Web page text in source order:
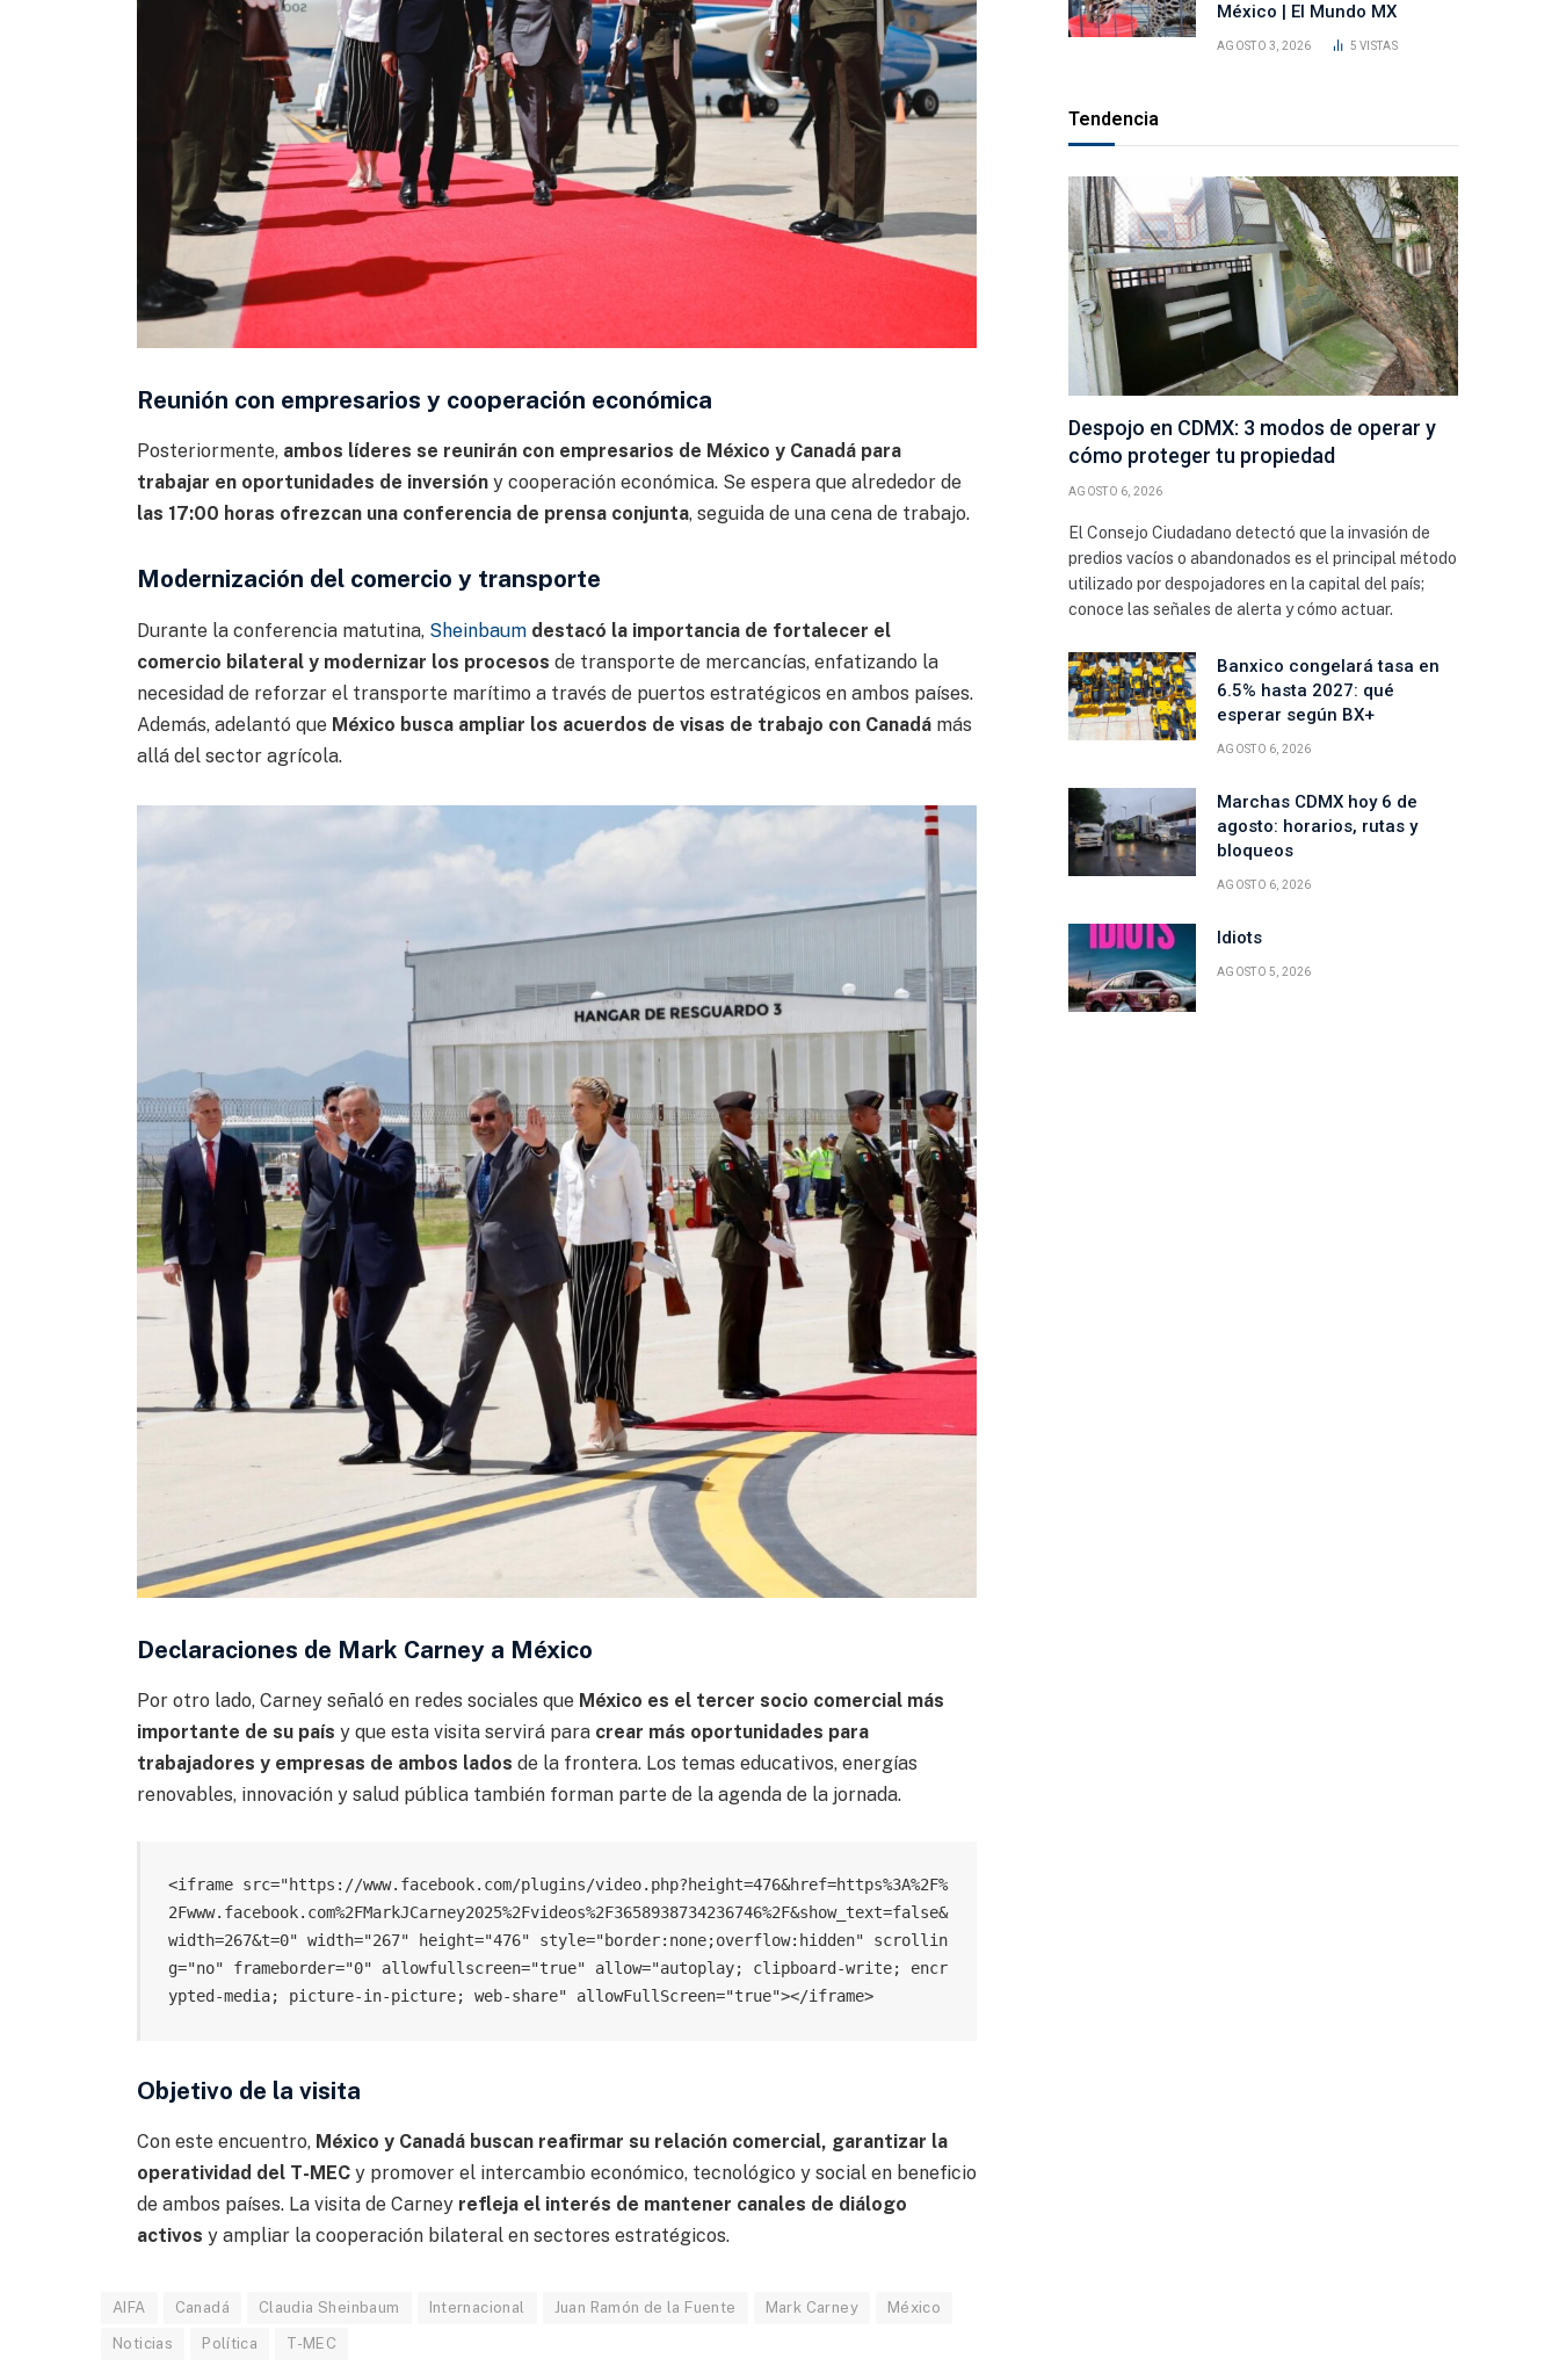
Reunión con empresarios y cooperación económica
Posteriormente, ambos líderes se reunirán con empresarios de México y Canadá para
trabajar en oportunidades de inversióny cooperación económica. Se espera que alrededor de
las 17:00 horas ofrezcan una conferencia de prensa conjunta, seguida de una cena de trabajo.
Modernización del comercio y transporte
Durante la conferencia matutina, Sheinbaum destacó la importancia de fortalecer el
comercio bilateral y modernizar los procesos de transporte de mercancías, enfatizando la
necesidad de reforzar el transporte marítimo a través de puertos estratégicos en ambos países.
Además, adelantó que México busca ampliar los acuerdos de visas de trabajo con Canadá más
allá del sector agrícola.
Declaraciones de Mark Carney a México
Por otro lado, Carney señaló en redes sociales que México es el tercer socio comercial más
importante de su país y que esta visita servirá para crear más oportunidades para
trabajadores y empresas de ambos lados de la frontera. Los temas educativos, energías
renovables, innovación y salud pública también forman parte de la agenda de la jornada.
<iframe src="https://www.facebook.com/plugins/video.php?height=476&href=https%3A%2F%
2Fwww.facebook.com%2FMarkJCarney2025%2Fvideos%2F3658938734236746%2F&show_text=false&
width=267&t=0" width="267" height="476" style="border:none;overflow:hidden" scrollin
g="no" frameborder="0" allowfullscreen="true" allow="autoplay; clipboard-write; encr
ypted-media; picture-in-picture; web-share" allowFullScreen="true"></iframe>
Objetivo de la visita
Con este encuentro, México y Canadá buscan reafirmar su relación comercial, garantizar la
operatividad del T-MECy promover el intercambio económico, tecnológico y social en beneficio
de ambos países. La visita de Carneyrefleja el interés de mantener canales de diálogo
activos y ampliar la cooperación bilateral en sectores estratégicos.
AIFA Canadá Claudia Sheinbaum Internacional Juan Ramón de la Fuente Mark Carney México
Noticias Política T-MEC
México | El Mundo MX
AGOSTO 3, 2026 5VISTAS
Tendencia
Despojo en CDMX: 3 modos de operar y
cómo proteger tu propiedad
AGOSTO 6, 2026
El Consejo Ciudadano detectó que la invasión de
predios vacíos o abandonados es el principal método
utilizado por despojadores en la capital del país;
conoce las señales de alerta y cómo actuar.
Banxico congelará tasa en
6.5% hasta 2027: qué
esperar según BX+
AGOSTO 6, 2026
Marchas CDMX hoy 6 de
agosto: horarios, rutas y
bloqueos
AGOSTO 6, 2026
Idiots
AGOSTO 5, 2026